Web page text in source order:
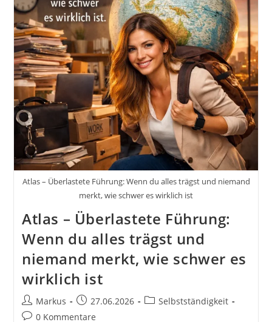
Atlas – Überlastete Führung: Wenn du alles trägst und niemand
merkt, wie schwer es wirklich ist
Atlas – Überlastete Führung:
Wenn du alles trägst und
niemand merkt, wie schwer es
wirklich ist
Beitrags-
Autor:
Markus
Beitrag
veröffentlicht:
27.06.2026
Beitrags-
Selbstständigkeit
Beitrags-
0 Kommentare